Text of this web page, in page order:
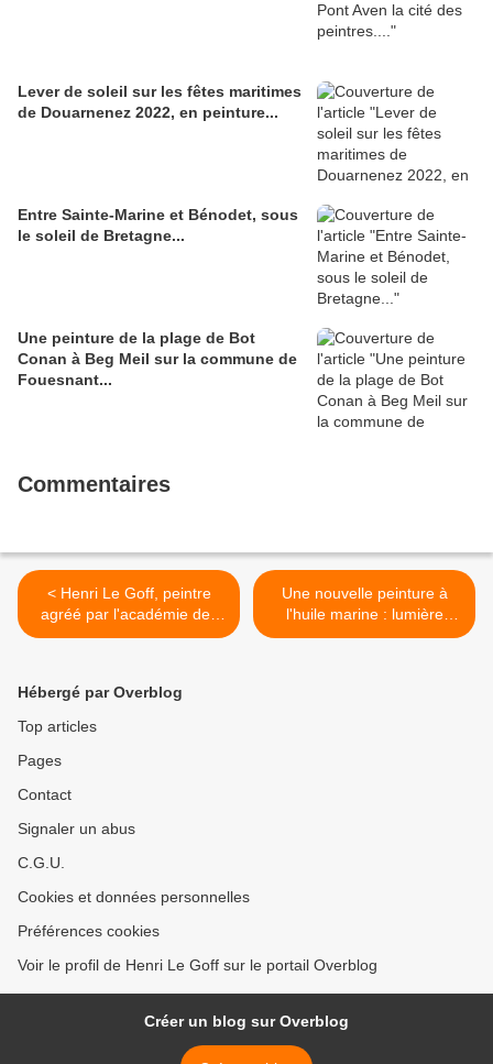
Lever de soleil sur les fêtes maritimes
de Douarnenez 2022, en peinture...
Entre Sainte-Marine et Bénodet, sous
le soleil de Bretagne...
Une peinture de la plage de Bot
Conan à Beg Meil sur la commune de
Fouesnant...
Commentaires
< Henri Le Goff, peintre
agréé par l'académie des
arts et sciences de la mer !
Une nouvelle peinture à
l'huile marine : lumière
d'hiver au port de Sainte-
Hébergé par Overblog
Top articles
Pages
Contact
Signaler un abus
C.G.U.
Cookies et données personnelles
Préférences cookies
Voir le profil de Henri Le Goff sur le portail Overblog
Créer un blog sur Overblog